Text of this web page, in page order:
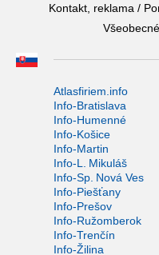
Kontakt, reklama /
Atlasfiriem.info
Info-Bratislava
Info-Humenné
Info-Košice
Info-Martin
Info-L. Mikuláš
Info-Sp. Nová Ves
Info-Piešťany
Info-Prešov
Info-Ružomberok
Info-Trenčín
Info-Žilina